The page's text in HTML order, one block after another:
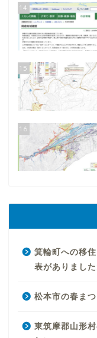
14
15
16
箕輪町への移
表がありまし
松本市の春ま
東筑摩郡山形